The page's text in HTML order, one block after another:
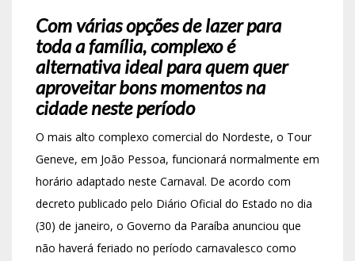
Com várias opções de lazer para
toda a família, complexo é
alternativa ideal para quem quer
aproveitar bons momentos na
cidade neste período
O mais alto complexo comercial do Nordeste, o Tour
Geneve, em João Pessoa, funcionará normalmente em
horário adaptado neste Carnaval. De acordo com
decreto publicado pelo Diário Oficial do Estado no dia
(30) de janeiro, o Governo da Paraíba anunciou que
não haverá feriado no período carnavalesco como